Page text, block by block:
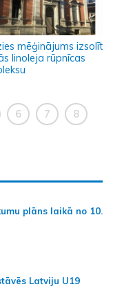
mēģinājums izsolīt
linoleja rūpnīcas
6 7 8
plāns laikā no 10.
Latviju U19